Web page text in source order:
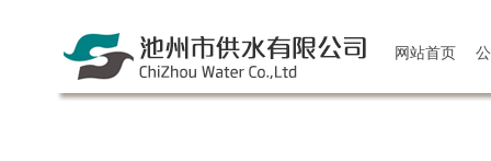
网站首页